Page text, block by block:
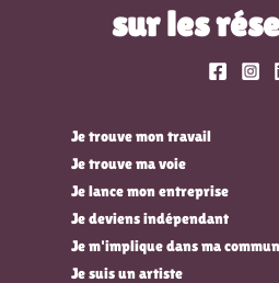
sur les
Je trouve mon travail
Je trouve ma voie
Je lance mon entreprise
Je deviens indépendant
Je m'implique dans ma
Je suis un artiste